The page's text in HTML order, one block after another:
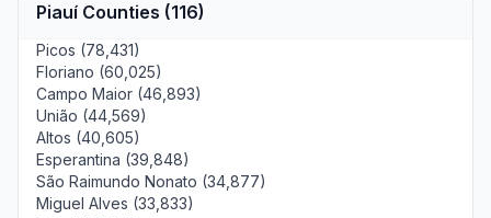
Piauí Counties (116)
Picos (78,431)
Floriano (60,025)
Campo Maior (46,893)
União (44,569)
Altos (40,605)
Esperantina (39,848)
São Raimundo Nonato (34,877)
Miguel Alves (33,833)